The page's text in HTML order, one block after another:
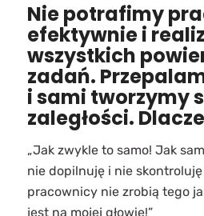
Nie potrafimy
efektywnie i
wszystkich
zadań.
i sami tworzymy
zaległości.
„Jak zwykle to samo! Jak
nie dopilnuję i nie
pracownicy nie zrobią tego
jest na mojej głowie!”